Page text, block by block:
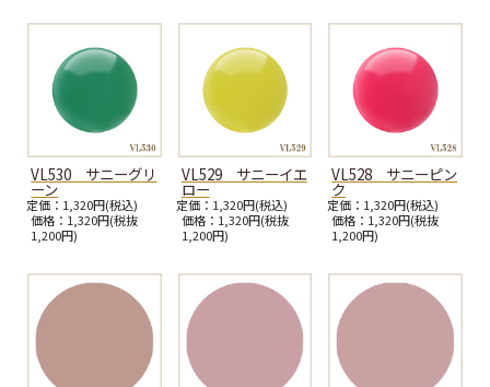
VL530 サニーグリ
ーン
定価：1,320円(税込)
価格：1,320円(税抜
1,200円)
VL529 サニーイエ
ロー
定価：1,320円(税込)
価格：1,320円(税抜
1,200円)
VL528 サニーピン
ク
定価：1,320円(税込)
価格：1,320円(税抜
1,200円)